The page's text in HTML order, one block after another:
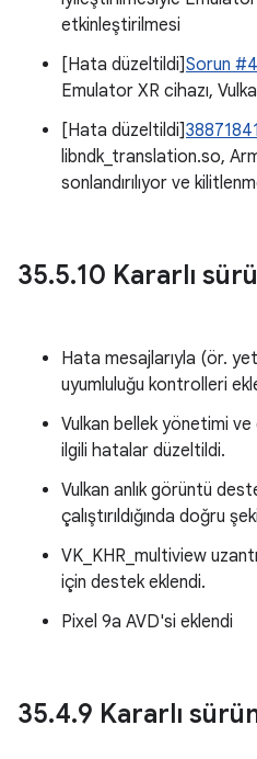
etkinleştirilmesi
[Hata düzeltildi]Sorun
Emulator XR cihazı,
[Hata düzeltildi]
libndk_translation.so,
sonlandırılıyor ve
35.5.10 Kararlı
Hata mesajlarıyla (ör.
uyumluluğu kontrolleri
Vulkan bellek yönetimi ve
ilgili hatalar düzeltildi.
Vulkan anlık görüntü
çalıştırıldığında doğru
VK_KHR_multiview
için destek eklendi.
Pixel 9a AVD'si eklendi
35.4.9 Kararlı